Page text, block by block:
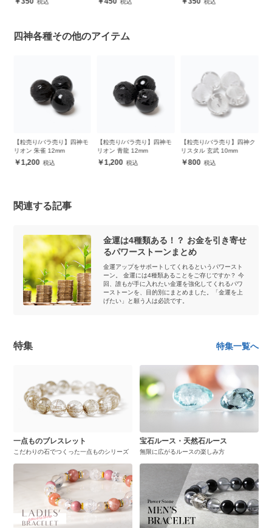
四神各種その他のアイテム
【粒売り/バラ売り】四神モ
リオン 朱雀 12mm
1,200
【粒売り/バラ売り】四神モ
リオン 青龍 12mm
1,200
【粒売り/バラ売り】四神ク
リスタル 玄武 10mm
800
関連する記事
金運は4種類ある！？ お金を引き寄せ
るパワーストーンまとめ
金運アップをサポートしてくれるというパワースト
ーン。 金運には4種類あることをご存じですか？ 今
回、誰もが手に入れたい金運を強化してくれるパワ
ーストーンを、目的別にまとめました。「金運を上
げたい」と願う人は必読です。
特集 特集一覧へ
一点ものブレスレット
こだわりの石でつくった一点ものシリーズ
宝石ルース・天然石ルース
無限に広がるルースの楽しみ方